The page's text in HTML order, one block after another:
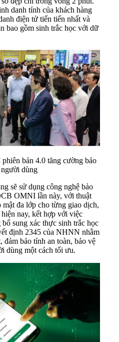
danh tính của khách hàng
điện tử tiến tiến nhất và
bao gồm sinh trắc học với dữ
bản 4.0 tăng cường bảo
dùng
sẽ sử dụng công nghệ bảo
OMNI lần này, với thuật
đa lớp cho từng giao dịch,
nay, kết hợp với việc
sung xác thực sinh trắc học
định 2345 của NHNN nhằm
đảm bảo tính an toàn, bảo vệ
dùng một cách tối ưu.